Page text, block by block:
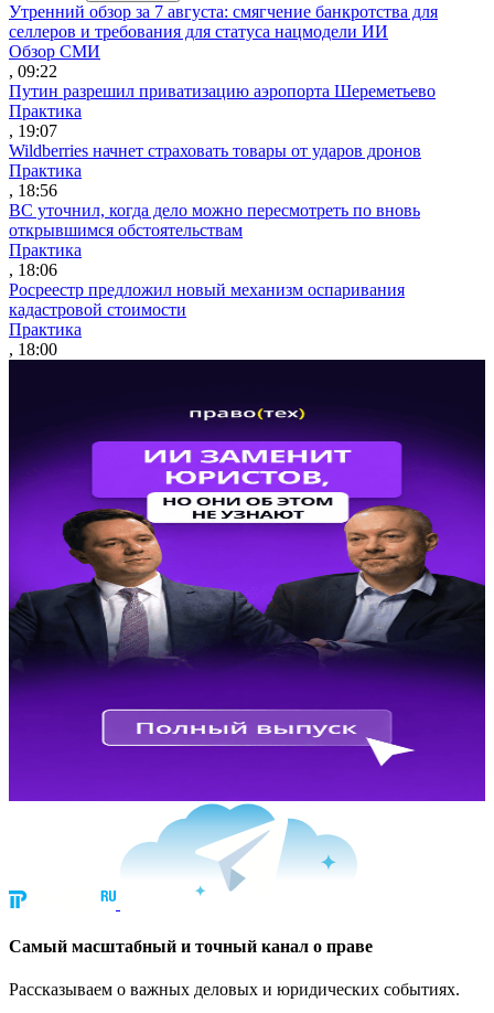
Утренний обзор за 7 августа: смягчение банкротства для
селлеров и требования для статуса нацмодели ИИ
Обзор СМИ
, 09:22
Путин разрешил приватизацию аэропорта Шереметьево
Практика
, 19:07
Wildberries начнет страховать товары от ударов дронов
Практика
, 18:56
ВС уточнил, когда дело можно пересмотреть по вновь
открывшимся обстоятельствам
Практика
, 18:06
Росреестр предложил новый механизм оспаривания
кадастровой стоимости
Практика
, 18:00
Cамый масштабный и точный канал о праве
Рассказываем о важных деловых и юридических событиях.